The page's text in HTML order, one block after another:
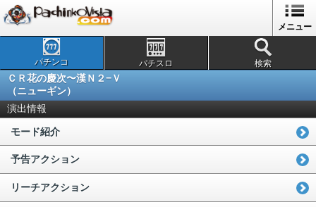
メニュー
パチンコ パチスロ 検索
ＣＲ花の慶次〜漢Ｎ２−Ｖ
（ニューギン）
演出情報
モード紹介
予告アクション
リーチアクション